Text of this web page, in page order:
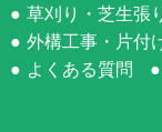
草刈り・芝生張
外構工事・片付
よくある質問